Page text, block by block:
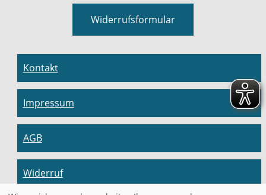
Widerrufsformular
Kontakt
Impressum
AGB
Widerruf